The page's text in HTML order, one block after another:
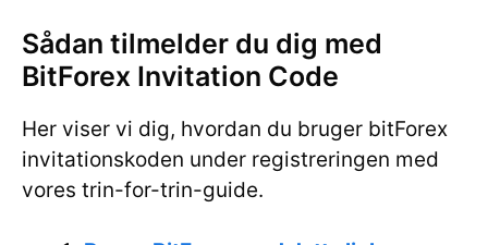
Sådan tilmelder du dig med
BitForex Invitation Code
Her viser vi dig, hvordan du bruger bitForex
invitationskoden under registreringen med
vores trin-for-trin-guide.